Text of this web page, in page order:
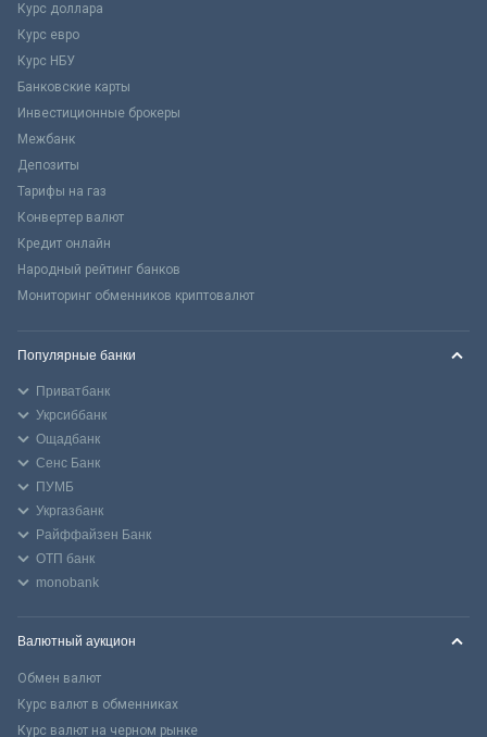
Курс доллара
Курс евро
Курс НБУ
Банковские карты
Инвестиционные брокеры
Межбанк
Депозиты
Тарифы на газ
Конвертер валют
Кредит онлайн
Народный рейтинг банков
Мониторинг обменников криптовалют
Популярные банки
Приватбанк
Укрсиббанк
Ощадбанк
Сенс Банк
ПУМБ
Укргазбанк
Райффайзен Банк
ОТП банк
monobank
Валютный аукцион
Обмен валют
Курс валют в обменниках
Курс валют на черном рынке